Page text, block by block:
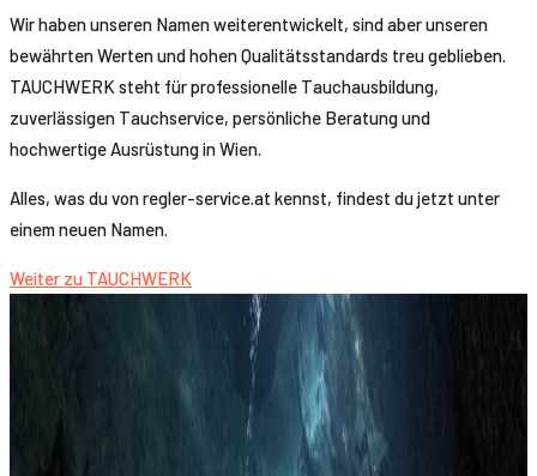
Wir haben unseren Namen weiterentwickelt, sind aber unseren
bewährten Werten und hohen Qualitätsstandards treu geblieben.
TAUCHWERK steht für professionelle Tauchausbildung,
zuverlässigen Tauchservice, persönliche Beratung und
hochwertige Ausrüstung in Wien.
Alles, was du von regler-service.at kennst, findest du jetzt unter
einem neuen Namen.
Weiter zu TAUCHWERK